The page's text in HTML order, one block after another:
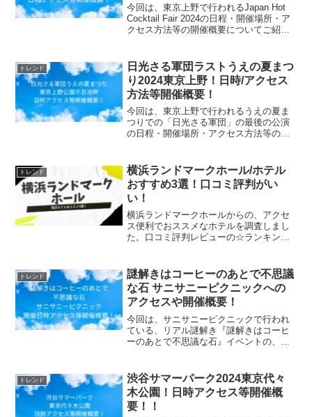
今回は、東京上野で行われるJapan Hot
Cocktail Fair 2024の日程・開催場所・ア
クセス方法等の開催概要についてご紹介
冬の飲み物としてとてもポピュラ...
トレンド
日光さる軍団ラストうえの夏まつ
り2024東京上野！日時/アクセス
方法等開催概要！
今回は、東京上野で行われるうえの夏ま
つりでの「日光さる軍団」の最後の公演
の日程・開催場所・アクセス方法等の開
2024年8月10日（金）～2024年8月12日
（月）10:0...
トレンド
横浜ランドマークホール/ホテル
おすすめ3選！口コミ評判がい
い！
横浜ランドマークホールからの、アクセ
ス便利でおススメなホテルを調査しまし
た。口コミ評判レビューの☆ランキング
るホテルもありますので、大変便利で
す。先に3選をご紹介します...
トレンド
謎解きはコーヒーのあとで不思議
な石 サニサニーピクニックへの
アクセスや開催概要！
今回は、サニサニーピクニックで行われ
ている、リアル謎解き『謎解きはコーヒ
ーのあとで不思議な石』イベントの、開
開催期限の締め切りが迫っていますの
で、ご注意ください。【タカラ...
トレンド
渋谷サマーパーク2024東京代々
木公園！日時アクセス等開催概
要！！